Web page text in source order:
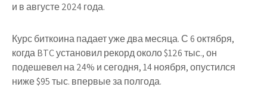
и в августе 2024 года.
Курс биткоина падает уже два месяца. С 6 октября,
когда BTC установил рекорд около $126 тыс., он
подешевел на 24% и сегодня, 14 ноября, опустился
ниже $95 тыс. впервые за полгода.